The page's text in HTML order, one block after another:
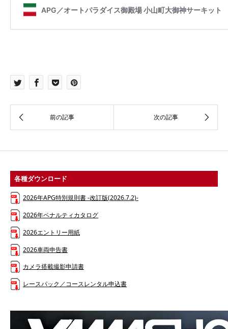
各種ダウンロード
2026年APG特別規則書 -改訂版(2026.7.2)-
2026年ペナルティカタログ
2026エントリー用紙
2026車両申告書
カメラ搭載撮影申請書
レースパック／コースレンタル申込書